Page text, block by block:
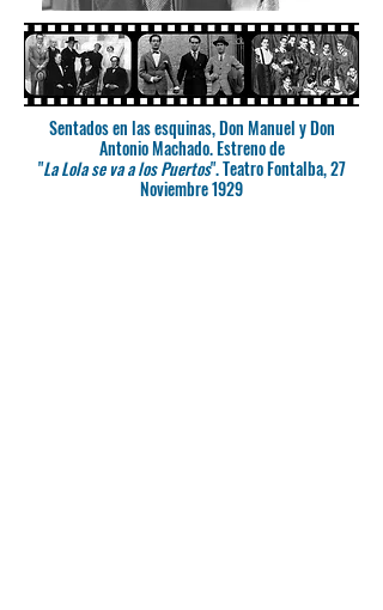
Sentados en las esquinas, Don Manuel y Don
Antonio Machado. Estreno de
"La Lola se va a los Puertos". Teatro Fontalba, 27
Noviembre 1929